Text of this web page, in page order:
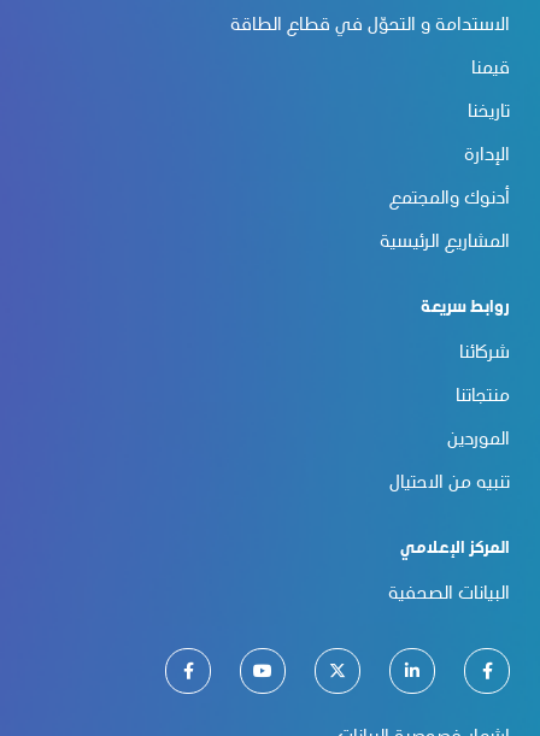
الاستدامة و التحوّل في قطاع الطاقة
قيمنا
تاريخنا
الإدارة
أدنوك والمجتمع
المشاريع الرئيسية
روابط سريعة
شركائنا
منتجاتنا
الموردين
تنبيه من الاحتيال
المركز الإعلامي
البيانات الصحفية